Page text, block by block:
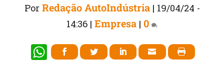
Por Redação AutoIndústria| 19/04/24 -
14:36 | Empresa | 0
W